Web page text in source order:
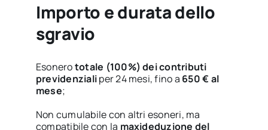
Importo e durata dello
sgravio
Esonerototale (100%) dei contributi
previdenzialiper 24 mesi, fino a 650 € al
mese;
Non cumulabile con altri esoneri, ma
compatibile con la maxideduzione del